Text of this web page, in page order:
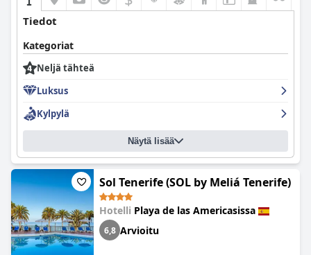
Tiedot
Kategoriat
Neljä tähteä
Luksus
Kylpylä
Näytä lisää
Sol Tenerife (SOL by Meliá Tenerife)
Hotelli Playa de las Americasissa
6,8 Arvioitu